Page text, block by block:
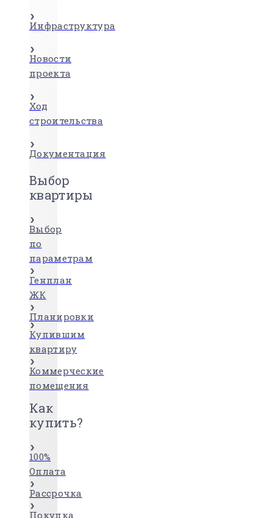
Инфраструктура
Новости
проекта
Ход
строительства
Документация
Выбор
квартиры
Выбор
по
параметрам
Генплан
ЖК
Планировки
Купившим
квартиру
Коммерческие
помещения
Как
купить?
100%
Оплата
Рассрочка
Покупка